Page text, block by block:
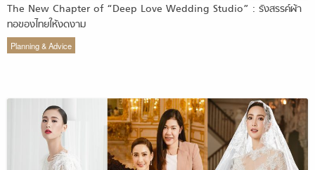
The New Chapter of “Deep Love Wedding Studio” : รังสรรค์ผ้า
ทอของไทยให้งดงาม
Planning & Advice